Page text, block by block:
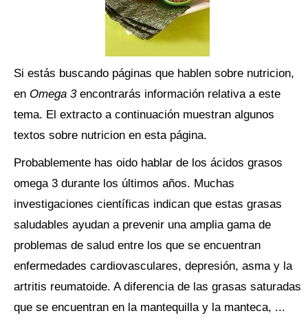
Si estás buscando páginas que hablen sobre nutricion,
en Omega 3encontrarás información relativa a este
tema. El extracto a continuación muestran algunos
textos sobre nutricion en esta página.
Probablemente has oido hablar de los ácidos grasos
omega 3 durante los últimos años. Muchas
investigaciones científicas indican que estas grasas
saludables ayudan a prevenir una amplia gama de
problemas de salud entre los que se encuentran
enfermedades cardiovasculares, depresión, asma y la
artritis reumatoide. A diferencia de las grasas saturadas
que se encuentran en la mantequilla y la manteca, ...